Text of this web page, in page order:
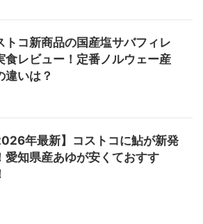
トコ新商品の国産塩サバフィレ
食レビュー！定番ノルウェー産
違いは？
年最新】コストコに鮎が新発
愛知県産あゆが安くておすす